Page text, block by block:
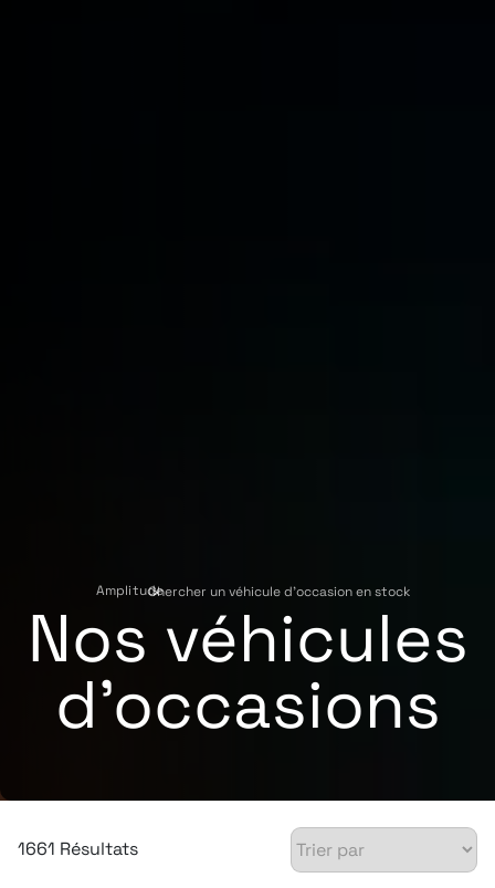
Amplitude
›
Chercher un véhicule d'occasion en stock
Nos véhicules
d'occasions
1661 Résultats